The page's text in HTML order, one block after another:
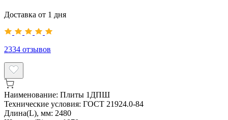
Доставка от 1 дня
2334 отзывов
Наименование: Плиты 1ДПШ
Технические условия: ГОСТ 21924.0-84
Длина(L), мм: 2480